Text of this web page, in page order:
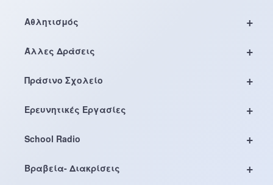
+
Αθλητισμός
+
Άλλες Δράσεις
+
Πράσινο Σχολείο
+
Ερευνητικές Εργασίες
+
School Radio
+
Βραβεία- Διακρίσεις